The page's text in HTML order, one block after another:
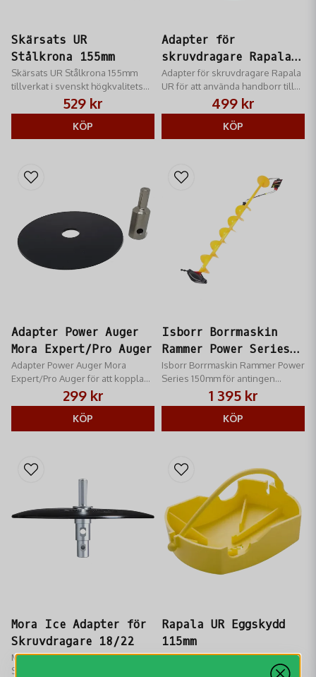
Skärsats UR
Stålkrona 155mm
Skärsats UR Stålkrona 155mm
tillverkat i svenskt högkvalitets
529 kr
KÖP
Adapter för
skruvdragare Rapala
UR
Adapter för skruvdragare Rapala
UR för att använda handborr till
de nya Rapala Ur och Makita
isborrarna
499 kr
KÖP
Adapter Power Auger
Mora Expert/Pro Auger
Adapter Power Auger Mora
Expert/Pro Auger för att koppla
din isborr till skruvdragare
299 kr
KÖP
Isborr Borrmaskin
Rammer Power Series
150mm
Isborr Borrmaskin Rammer Power
Series 150mm för antingen
handvevning eller till att fästas i
skruvdragare.
1 395 kr
KÖP
Mora Ice Adapter för
Skruvdragare 18/22
Mora Ice Adapter för
Skruvdragare 18/22 som gör det
Rapala UR Eggskydd
115mm
Rapala UR Eggskydd 115mm
passar fler borrmodeller du hittar